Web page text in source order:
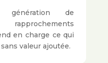
génération de
en charge ce qui
valeur ajoutée.